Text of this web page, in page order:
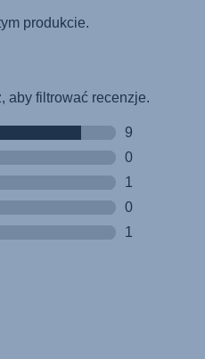
(Русский язык)
(Język polski)
jazyk)
(Български език)
jezik)